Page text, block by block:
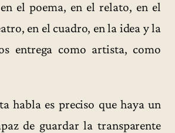
el poema, en el relato, en el
en el cuadro, en la idea y la
entrega como artista, como
habla es preciso que haya un
de guardar la transparente